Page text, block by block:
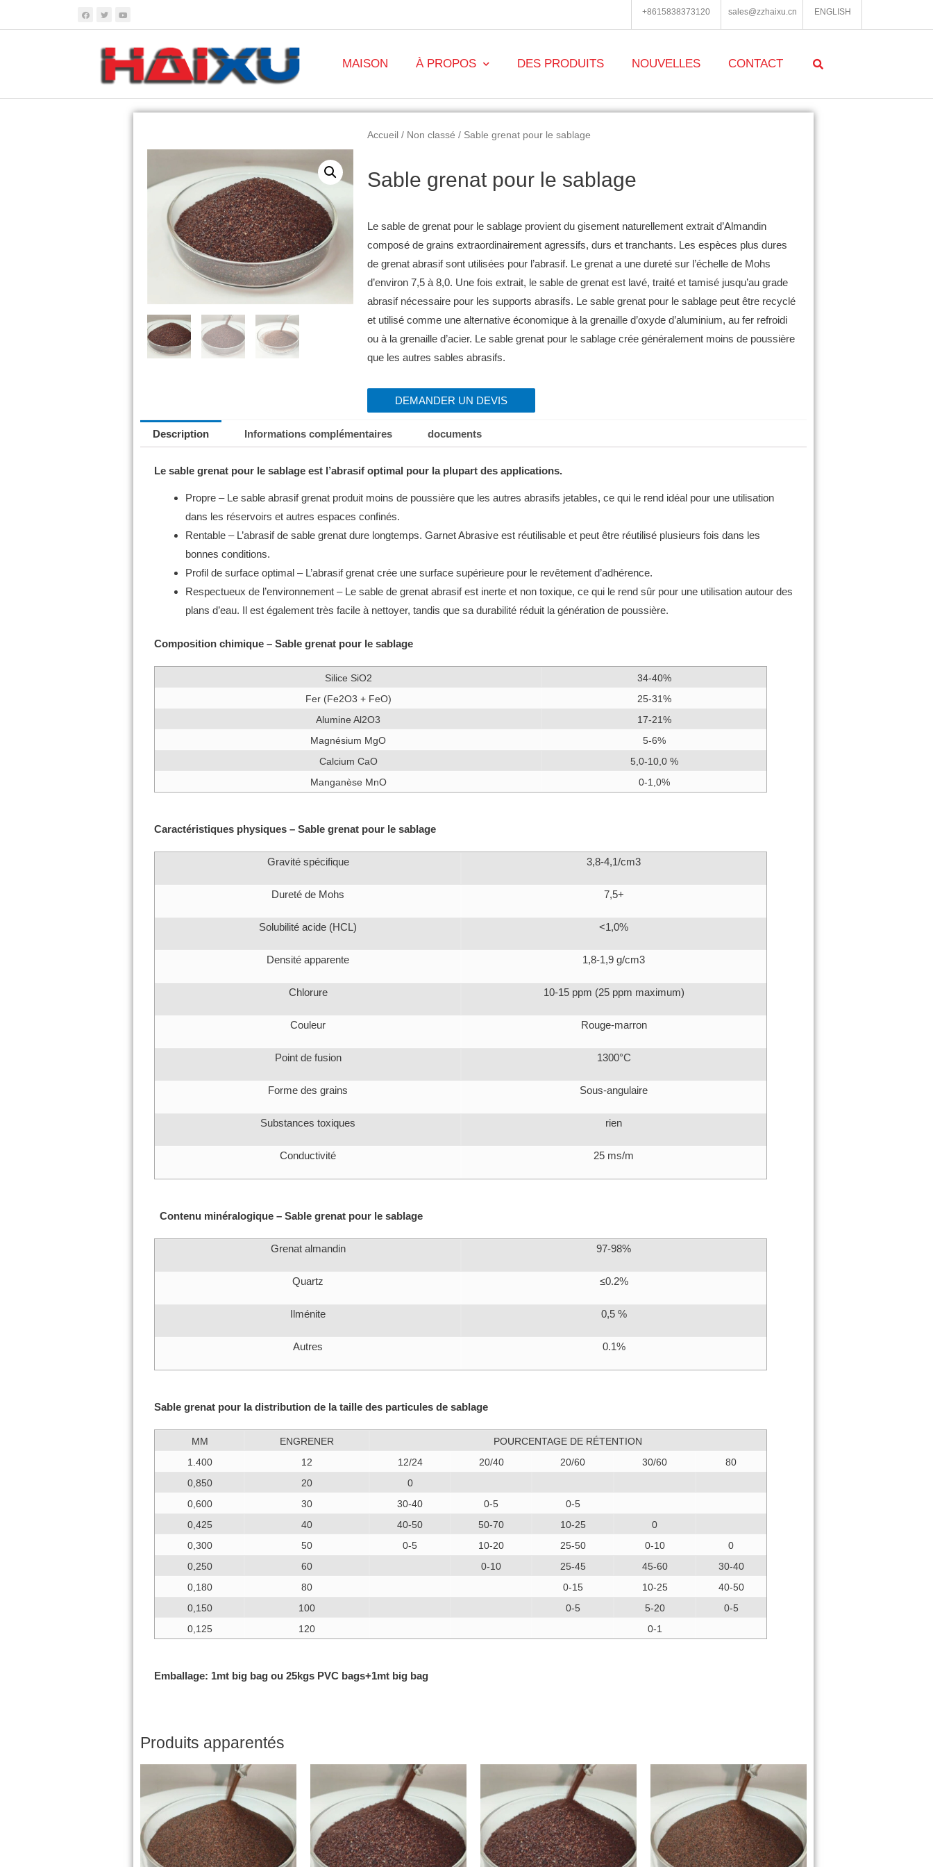
+8615838373120 sales@zzhaixu.cn ENGLISH
MAISON À PROPOS DES PRODUITS NOUVELLES CONTACT
Accueil / Non classé / Sable grenat pour le sablage
Sable grenat pour le sablage
Le sable de grenat pour le sablage provient du gisement naturellement extrait d’Almandin
composé de grains extraordinairement agressifs, durs et tranchants. Les espèces plus dures
de grenat abrasif sont utilisées pour l’abrasif. Le grenat a une dureté sur l’échelle de Mohs
d’environ 7,5 à 8,0. Une fois extrait, le sable de grenat est lavé, traité et tamisé jusqu’au grade
abrasif nécessaire pour les supports abrasifs. Le sable grenat pour le sablage peut être recyclé
et utilisé comme une alternative économique à la grenaille d’oxyde d’aluminium, au fer refroidi
ou à la grenaille d’acier. Le sable grenat pour le sablage crée généralement moins de poussière
que les autres sables abrasifs.
DEMANDER UN DEVIS
Description Informations complémentaires documents
Le sable grenat pour le sablage est l’abrasif optimal pour la plupart des applications.
Propre – Le sable abrasif grenat produit moins de poussière que les autres abrasifs jetables, ce qui le rend idéal pour une utilisation
dans les réservoirs et autres espaces confinés.
Rentable – L’abrasif de sable grenat dure longtemps. Garnet Abrasive est réutilisable et peut être réutilisé plusieurs fois dans les
bonnes conditions.
Profil de surface optimal – L’abrasif grenat crée une surface supérieure pour le revêtement d’adhérence.
Respectueux de l’environnement – Le sable de grenat abrasif est inerte et non toxique, ce qui le rend sûr pour une utilisation autour des
plans d’eau. Il est également très facile à nettoyer, tandis que sa durabilité réduit la génération de poussière.
Composition chimique – Sable grenat pour le sablage
Silice SiO2
34-40%
Fer (Fe2O3 + FeO)
25-31%
Alumine Al2O3
17-21%
Magnésium MgO
5-6%
Calcium CaO
5,0-10,0 %
Manganèse MnO
0-1,0%
Caractéristiques physiques – Sable grenat pour le sablage
Gravité spécifique 3,8-4,1/cm3
Dureté de Mohs 7,5+
Solubilité acide (HCL) <1,0%
Densité apparente 1,8-1,9 g/cm3
Chlorure 10-15 ppm (25 ppm maximum)
Couleur Rouge-marron
Point de fusion 1300°C
Forme des grains Sous-angulaire
Substances toxiques rien
Conductivité 25 ms/m
Contenu minéralogique – Sable grenat pour le sablage
Grenat almandin 97-98%
Quartz ≤0.2%
Ilménite 0,5 %
Autres 0.1%
Sable grenat pour la distribution de la taille des particules de sablage
MM ENGRENER
POURCENTAGE DE RÉTENTION
1.400
12 12/24 20/40 20/60 30/60
80
0,850
20
0
0,600
30 30-40 0-5
0-5
0,425
40 40-50 50-70 10-25
0
0,300
50 0-5 10-20 25-50 0-10
0
0,250
60 0-10 25-45 45-60
30-40
0,180
80 0-15 10-25
40-50
0,150
100 0-5 5-20
0-5
0,125
120 0-1
Emballage: 1mt big bag ou 25kgs PVC bags+1mt big bag
Produits apparentés